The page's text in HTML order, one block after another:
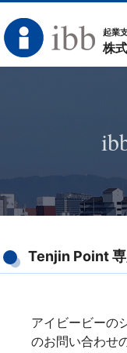
起業
株
Tenjin Point 専
アイビービーの
のお問い合わせ